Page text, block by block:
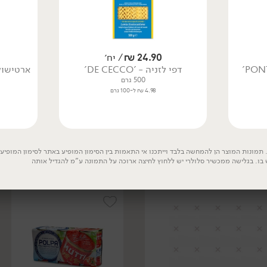
3.73 ₪ ל-100 גרם
24.90
₪/ יח׳
דפי לזניה - 'DE CECCO'
500 גרם
4.98 ₪ ל-100 גרם
המוצר הן להמחשה בלבד וייתכנו אי התאמות בין הסימון המופיע באתר לסימון
בגלישה ממכשיר סלולרי יש ללחוץ לחיצה ארוכה על התמונה ע"מ להגדיל אותה